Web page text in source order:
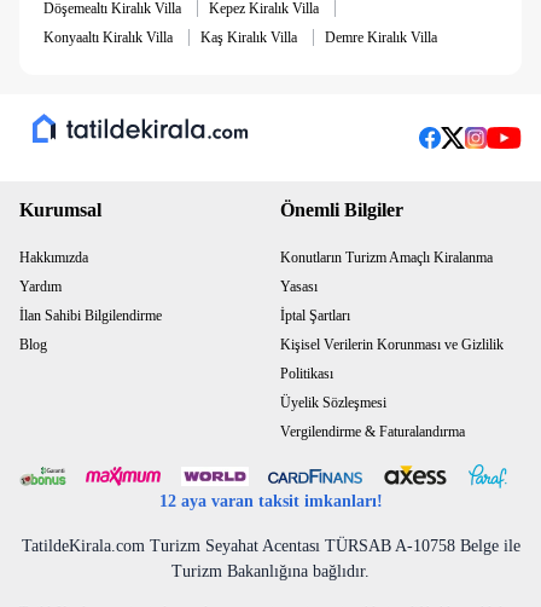
Not
: 10.000 TL Hasar Depozitosu bulunmaktadır. Hasarsızlık
durumunda konaklama sonunda iade edilmektedir.
Döşemealtı Kiralık Villa | Kepez Kiralık Villa |
Konyaaltı Kiralık Villa | Kaş Kiralık Villa | Demre Kiralık Villa
Kurumsal
Hakkımızda
Yardım
İlan Sahibi Bilgilendirme
Blog
Önemli Bilgiler
Konutların Turizm Amaçlı Kiralanma
Yasası
İptal Şartları
Kişisel Verilerin Korunması ve Gizlilik
Politikası
Üyelik Sözleşmesi
Vergilendirme & Faturalandırma
12 aya varan taksit imkanları!
TatildeKirala.com Turizm Seyahat Acentası TÜRSAB A-10758 Belge ile
Turizm Bakanlığına bağlıdır.